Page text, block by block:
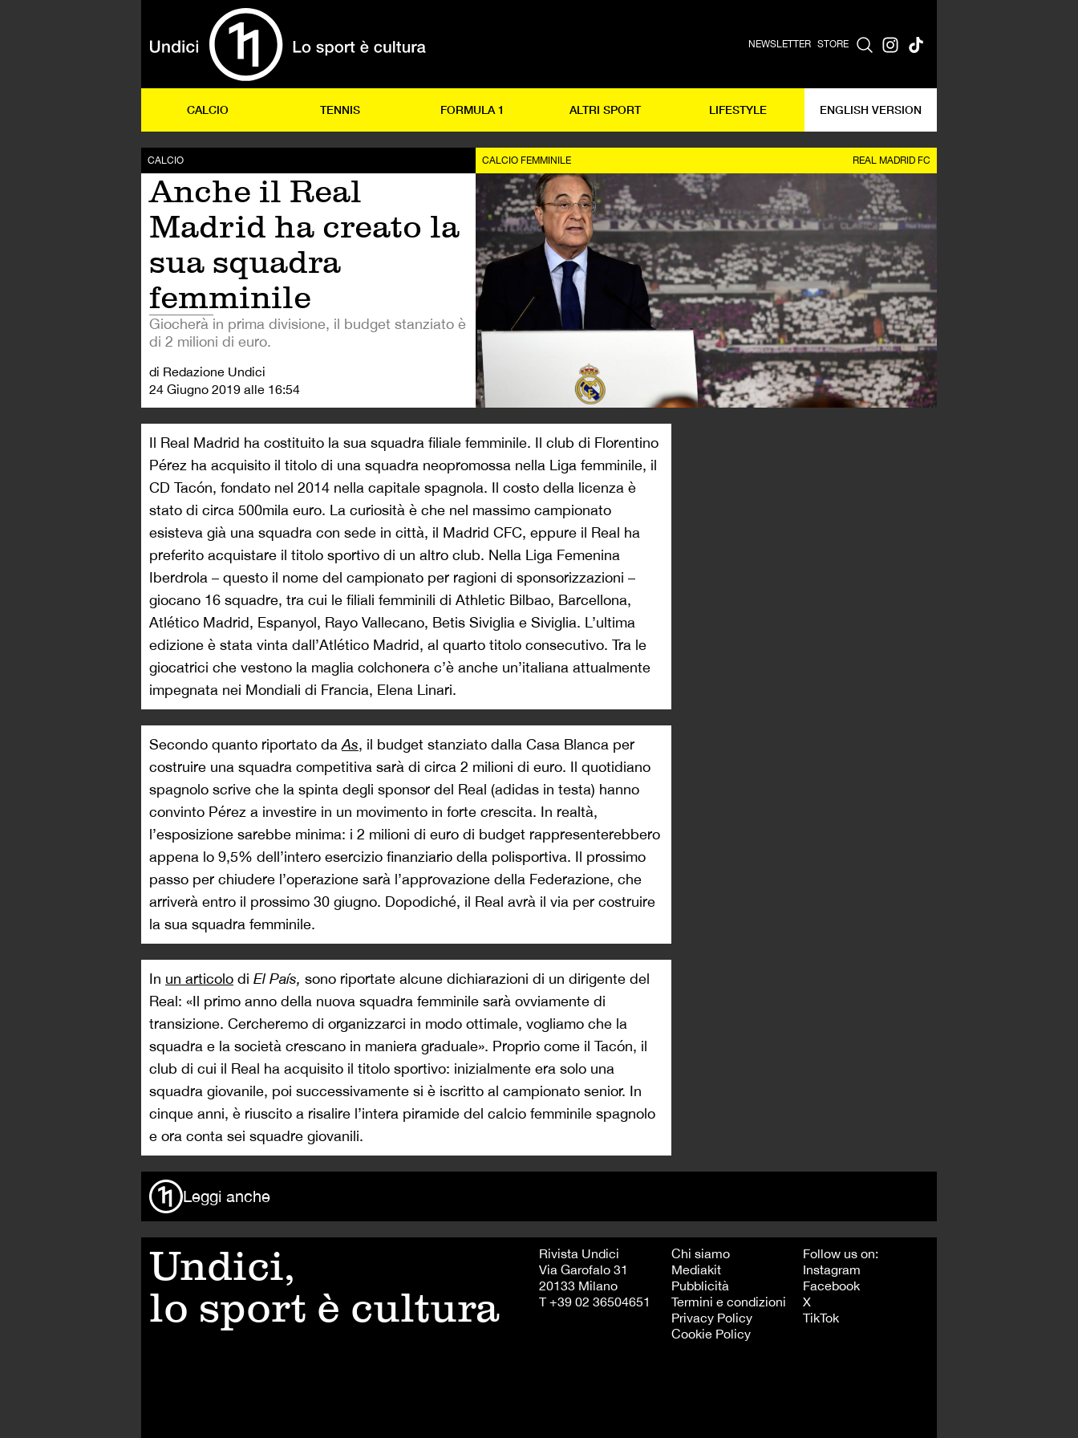
NEWSLETTER STORE
CALCIO TENNIS FORMULA 1 ALTRI SPORT LIFESTYLE ENGLISH VERSION
CALCIO
Anche il Real
Madrid ha creato la
sua squadra
femminile
Giocherà in prima divisione, il budget stanziato è
di 2 milioni di euro.
di Redazione Undici
24 Giugno 2019 alle 16:54
CALCIO FEMMINILE REAL MADRID FC
Il Real Madrid ha costituito la sua squadra filiale femminile. Il club di Florentino
Pérez ha acquisito il titolo di una squadra neopromossa nella Liga femminile, il
CD Tacón, fondato nel 2014 nella capitale spagnola. Il costo della licenza è
stato di circa 500mila euro. La curiosità è che nel massimo campionato
esisteva già una squadra con sede in città, il Madrid CFC, eppure il Real ha
preferito acquistare il titolo sportivo di un altro club. Nella Liga Femenina
Iberdrola – questo il nome del campionato per ragioni di sponsorizzazioni –
giocano 16 squadre, tra cui le filiali femminili di Athletic Bilbao, Barcellona,
Atlético Madrid, Espanyol, Rayo Vallecano, Betis Siviglia e Siviglia. L’ultima
edizione è stata vinta dall’Atlético Madrid, al quarto titolo consecutivo. Tra le
giocatrici che vestono la maglia colchonera c’è anche un’italiana attualmente
impegnata nei Mondiali di Francia, Elena Linari.
Secondo quanto riportato daAs, il budget stanziato dalla Casa Blanca per
costruire una squadra competitiva sarà di circa 2 milioni di euro. Il quotidiano
spagnolo scrive che la spinta degli sponsor del Real (adidas in testa) hanno
convinto Pérez a investire in un movimento in forte crescita. In realtà,
l’esposizione sarebbe minima: i 2 milioni di euro di budget rappresenterebbero
appena lo 9,5% dell’intero esercizio finanziario della polisportiva. Il prossimo
passo per chiudere l’operazione sarà l’approvazione della Federazione, che
arriverà entro il prossimo 30 giugno. Dopodiché, il Real avrà il via per costruire
la sua squadra femminile.
In un articolo di El País, sono riportate alcune dichiarazioni di un dirigente del
Real: «Il primo anno della nuova squadra femminile sarà ovviamente di
transizione. Cercheremo di organizzarci in modo ottimale, vogliamo che la
squadra e la società crescano in maniera graduale». Proprio come il Tacón, il
club di cui il Real ha acquisito il titolo sportivo: inizialmente era solo una
squadra giovanile, poi successivamente si è iscritto al campionato senior. In
cinque anni, è riuscito a risalire l’intera piramide del calcio femminile spagnolo
e ora conta sei squadre giovanili.
Leggi anche
Undici,
lo sport è cultura
Rivista Undici
Via Garofalo 31
20133 Milano
T +39 02 36504651
Chi siamo
Mediakit
Pubblicità
Termini e condizioni
Privacy Policy
Cookie Policy
Follow us on:
Instagram
Facebook
X
TikTok